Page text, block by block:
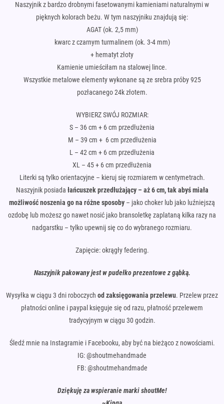
Naszyjnik z bardzo drobnymi fasetowanymi kamieniami naturalnymi w
pięknych kolorach beżu. W tym naszyjniku znajdują się:
AGAT (ok. 2,5 mm)
kwarc z czarnym turmalinem (ok. 3-4 mm)
+ hematyt złoty
Kamienie umieściłam na stalowej lince.
Wszystkie metalowe elementy wykonane są ze srebra próby 925
pozłacanego 24k złotem.
WYBIERZ SWÓJ ROZMIAR:
S – 36 cm + 6 cm przedłużenia
M – 39 cm + 6 cm przedłużenia
L – 42 cm + 6 cm przedłużenia
XL – 45 + 6 cm przedłużenia
Literki są tylko orientacyjne – kieruj się rozmiarem w centymetrach.
Naszyjnik posiada łańcuszek przedłużający – aż 6 cm, tak abyś miała
możliwość noszenia go na różne sposoby – jako choker lub jako luźniejszą
ozdobę lub możesz go nawet nosić jako bransoletkę zaplataną kilka razy na
nadgarstku – tylko upewnij się co do wybranego rozmiaru.
Zapięcie: okrągły federing.
Naszyjnik pakowany jest w pudełko prezentowe z gąbką.
Wysyłka w ciągu 3 dni roboczych od zaksięgowania przelewu. Przelew przez
płatności online i paypal księguje się od razu, płatność przelewem
tradycyjnym w ciągu 30 godzin.
Śledź mnie na Instagramie i Facebooku, aby być na bieżąco z nowościami.
IG: @shoutmehandmade
FB: @shoutmehandmade
Dziękuję za wspieranie marki shoutMe!